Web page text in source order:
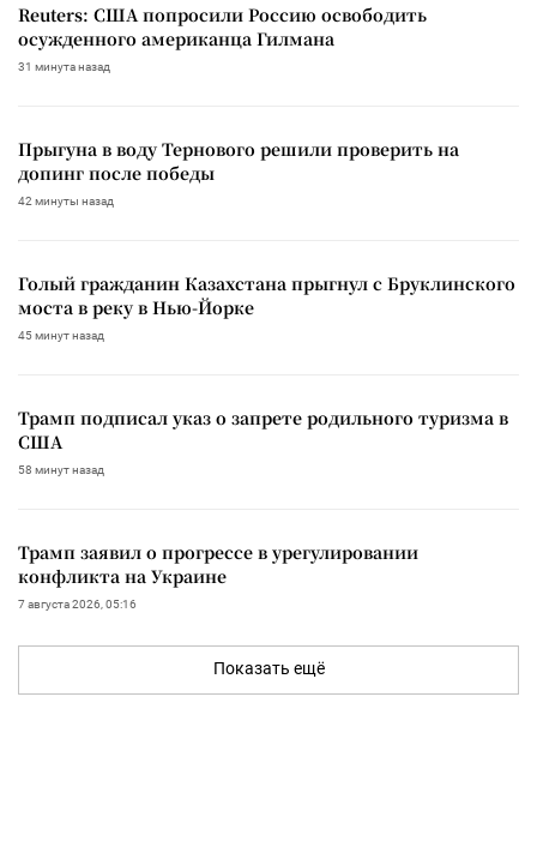
Reuters: США попросили Россию освободить
осужденного американца Гилмана
31 минута назад
Прыгуна в воду Тернового решили проверить на
допинг после победы
42 минуты назад
Голый гражданин Казахстана прыгнул с Бруклинского
моста в реку в Нью-Йорке
45 минут назад
Трамп подписал указ о запрете родильного туризма в
США
58 минут назад
Трамп заявил о прогрессе в урегулировании
конфликта на Украине
7 августа 2026, 05:16
Показать ещё